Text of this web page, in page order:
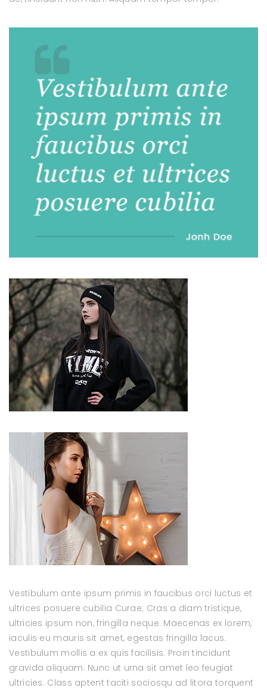
Vestibulum ante ipsum primis in faucibus orci luctus et
ultrices posuere cubilia Curae; Cras a diam tristique,
ultricies ipsum non, fringilla neque. Maecenas ex lorem,
iaculis eu mauris sit amet, egestas fringilla lacus.
Vestibulum mollis a ex quis facilisis. Proin tincidunt
gravida aliquam. Nunc ut urna sit amet leo feugiat
ultricies. Class aptent taciti sociosqu ad litora torquent